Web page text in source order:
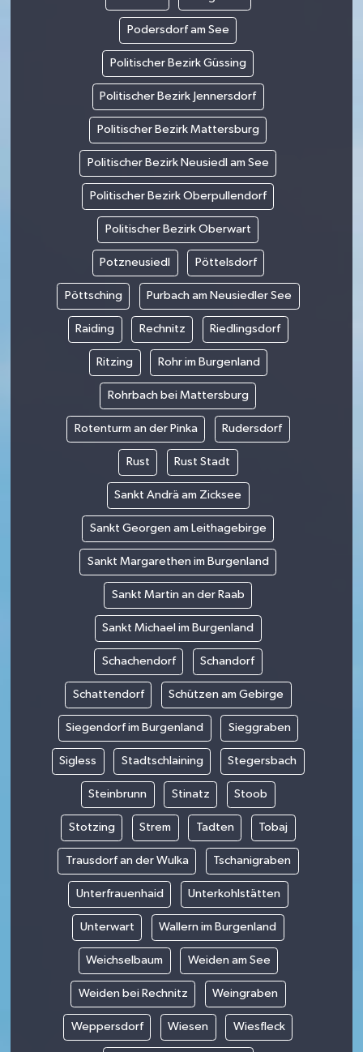
Podersdorf am See
Politischer Bezirk Güssing
Politischer Bezirk Jennersdorf
Politischer Bezirk Mattersburg
Politischer Bezirk Neusiedl am See
Politischer Bezirk Oberpullendorf
Politischer Bezirk Oberwart
Potzneusiedl Pöttelsdorf
Pöttsching Purbach am Neusiedler See
Raiding Rechnitz Riedlingsdorf
Ritzing Rohr im Burgenland
Rohrbach bei Mattersburg
Rotenturm an der Pinka Rudersdorf
Rust Rust Stadt
Sankt Andrä am Zicksee
Sankt Georgen am Leithagebirge
Sankt Margarethen im Burgenland
Sankt Martin an der Raab
Sankt Michael im Burgenland
Schachendorf Schandorf
Schattendorf Schützen am Gebirge
Siegendorf im Burgenland Sieggraben
Sigless Stadtschlaining Stegersbach
Steinbrunn Stinatz Stoob
Stotzing Strem Tadten Tobaj
Trausdorf an der Wulka Tschanigraben
Unterfrauenhaid Unterkohlstätten
Unterwart Wallern im Burgenland
Weichselbaum Weiden am See
Weiden bei Rechnitz Weingraben
Weppersdorf Wiesen Wiesfleck